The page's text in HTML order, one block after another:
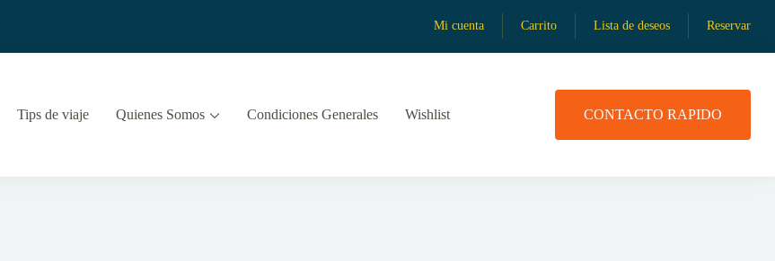
Mi cuenta Carrito Lista de deseos Reservar
Tips de viaje Quienes Somos Condiciones Generales Wishlist CONTACTO RAPIDO